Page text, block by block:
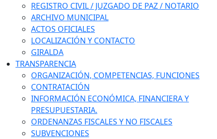
REGISTRO CIVIL / JUZGADO DE PAZ / NOTARIO
ARCHIVO MUNICIPAL
ACTOS OFICIALES
LOCALIZACIÓN Y CONTACTO
GIRALDA
TRANSPARENCIA
ORGANIZACIÓN, COMPETENCIAS, FUNCIONES
CONTRATACIÓN
INFORMACIÓN ECONÓMICA, FINANCIERA Y
PRESUPUESTARIA.
ORDENANZAS FISCALES Y NO FISCALES
SUBVENCIONES